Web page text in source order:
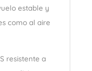
estable y
como al aire
resistente a